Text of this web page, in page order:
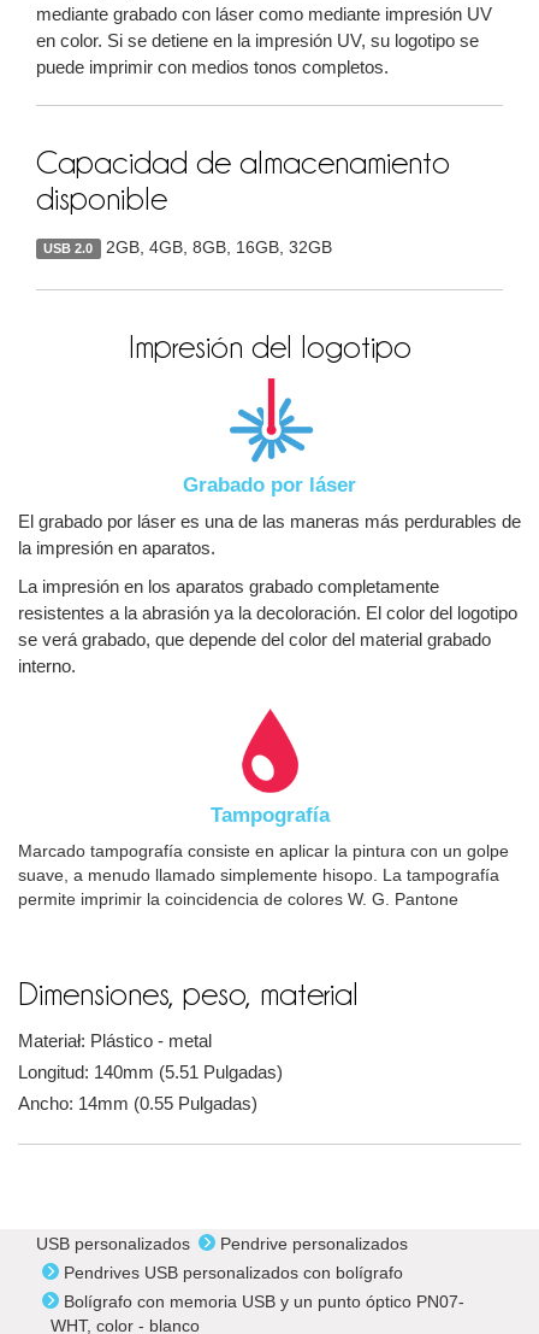
mediante grabado con láser como mediante impresión UV
en color. Si se detiene en la impresión UV, su logotipo se
puede imprimir con medios tonos completos.
Capacidad de almacenamiento
disponible
USB 2.0 2GB, 4GB, 8GB, 16GB, 32GB
Impresión del logotipo
Grabado por láser
El grabado por láser es una de las maneras más perdurables de
la impresión en aparatos.
La impresión en los aparatos grabado completamente
resistentes a la abrasión ya la decoloración. El color del logotipo
se verá grabado, que depende del color del material grabado
interno.
Tampografía
Marcado tampografía consiste en aplicar la pintura con un golpe
suave, a menudo llamado simplemente hisopo. La tampografía
permite imprimir la coincidencia de colores W. G. Pantone
Dimensiones, peso, material
Materiał: Plástico - metal
Longitud: 140mm (5.51 Pulgadas)
Ancho: 14mm (0.55 Pulgadas)
USB personalizados
Pendrive personalizados
Pendrives USB personalizados con bolígrafo
Bolígrafo con memoria USB y un punto óptico PN07-
WHT, color - blanco